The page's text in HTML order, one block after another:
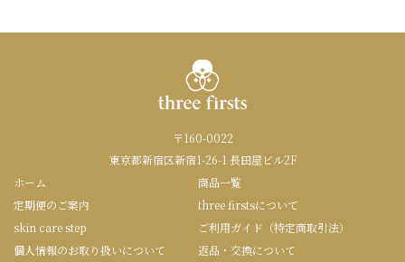
〒160-0022
東京都新宿区新宿1-26-1 長田屋ビル2F
ホーム
商品一覧
定期便のご案内
three firstsについて
skin care step
ご利用ガイド（特定商取引法）
個人情報のお取り扱いについて
返品・交換について